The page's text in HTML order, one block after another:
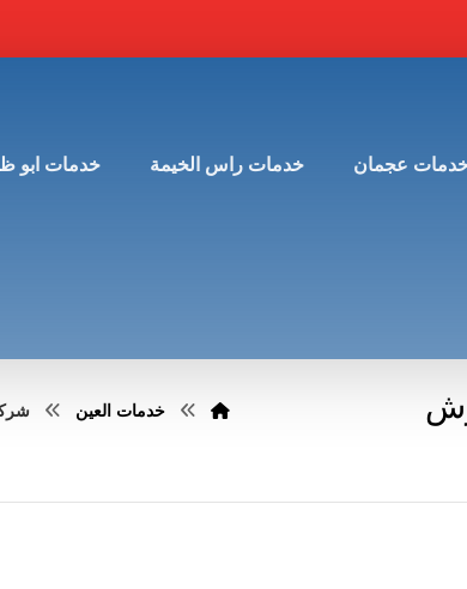
عجمان خدمات راس الخيمة خدمات ابو
|0504348425| رش
خدمات العين شركة